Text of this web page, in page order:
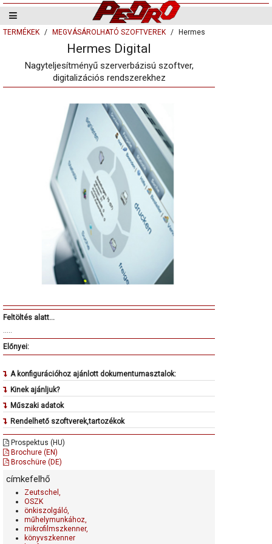
TERMÉKEK MEGVÁSÁROLHATÓ SZOFTVEREK Hermes
Hermes Digital
Nagyteljesítményű szerverbázisú szoftver,
digitalizációs rendszerekhez
Feltöltés alatt...
.....
Előnyei:
A konfigurációhoz ajánlott dokumentumasztalok:
Kinek ajánljuk?
Műszaki adatok
Rendelhető szoftverek,tartozékok
Prospektus (HU)
Brochure (EN)
Broschüre (DE)
címkefelhő
Zeutschel,
OSZK
önkiszolgáló,
műhelymunkához,
mikrofilmszkenner,
könyvszkenner